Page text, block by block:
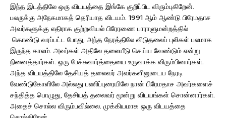
இந்த இடத்திலே ஒரு விடயத்தை இங்கே குறிப்பிட விரும்புகிறேன்.
பலருக்கு அநேகமாகத் தெரியாத விடயம். 1991 ஆம் ஆண்டு பிரேமதாச
அவர்களுக்கு எதிராக குற்றவியல் பிரேரணை பாராளுமன்றத்தில்
கொண்டு வரப்பட்ட போது, அந்த நேரத்திலே விடுதலைப் புலிகள் பலமாக
இருந்த காலம். அவர்கள் அதிலே தலையீடு செய்ய வேண்டும் என்று
நினைத்தார்கள். ஒரு பேச்சுவார்த்தையை உருவாக்க விரும்பினார்கள்.
அந்த விடயத்திலே தேசியத் தலைவர் அவர்களினுடைய நேரடி
வேண்டுகோளிலே அல்லது பணிப்புரையிலே நான் பிரேமதாச அவர்களைச்
சந்தித்த பொழுது, தேசியத் தலைவர் மூன்று விடயங்கள் சொன்னார்கள்.
அதைச் சொல்ல விரும்பவில்லை. முக்கியமாக ஒரு விடயத்தை